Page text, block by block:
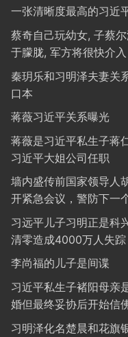
一张清晰度最高的习近
蔡奇自己玩幼女, 子蔡
于朦胧, 军方将很快介入
秦玥乐和习明泽夫妻关
口本
蒋薇习近平关系曝光
蒋薇是习近平私生子蒋
习近平大姐公司任职
墙内盛传前国家领导人
开紧急会议，警防下一
习远平儿子习明正是科
清零造成4000万人失踪
李尚福的儿子是间谍
习近平私生子褚阳母亲
婚但最终妥协后开始信
习明泽化名楚晨和花旗